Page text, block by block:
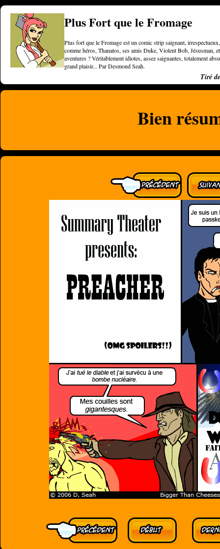
Plus Fort que le Fromage
Plus fort que le Fromage est un comic strip saignant,
comme héros, Thanatos, ses amis Duke, Violent Bob, Jésusman,
aventures ? Véritablement idiotes, assez saignantes, totalement
grand plaisir... Par Desmond Seah.
Tiré
Bien